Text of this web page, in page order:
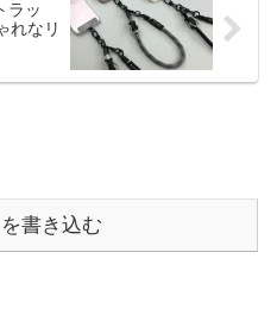
ラッ
れなリ
書き込む